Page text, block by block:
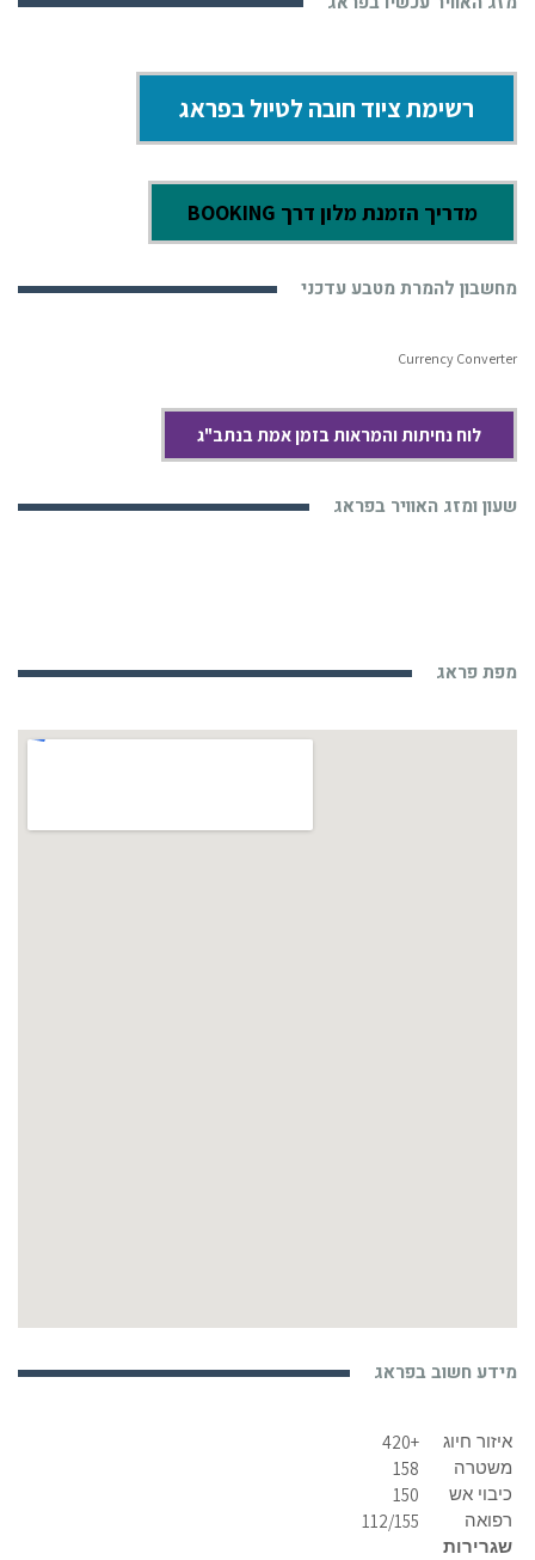
רשימת ציוד חובה לטיול בפראג
מדריך הזמנת מלון דרך BOOKING
מחשבון להמרת מטבע עדכני
Currency Converter
לוח נחיתות והמראות בזמן אמת בנתב"ג
שעון ומזג האוויר בפראג
מפת פראג
מידע חשוב בפראג
איזור חיוג +420
משטרה 158
כיבוי אש 150
רפואה 112/155
שגרירות